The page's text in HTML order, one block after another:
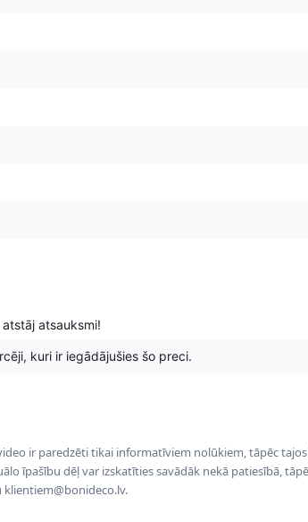
atsauksmi!
kuri ir iegādājušies šo preci.
ir paredzēti tikai informatīviem nolūkiem, tāpēc
īpašību dēļ var izskatīties savādāk nekā patiesībā,
klientiem@bonideco.lv.